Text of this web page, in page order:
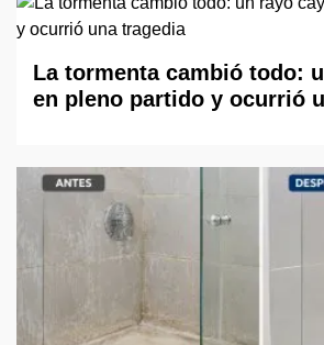
La tormenta cambió todo:
en pleno partido y ocurrió